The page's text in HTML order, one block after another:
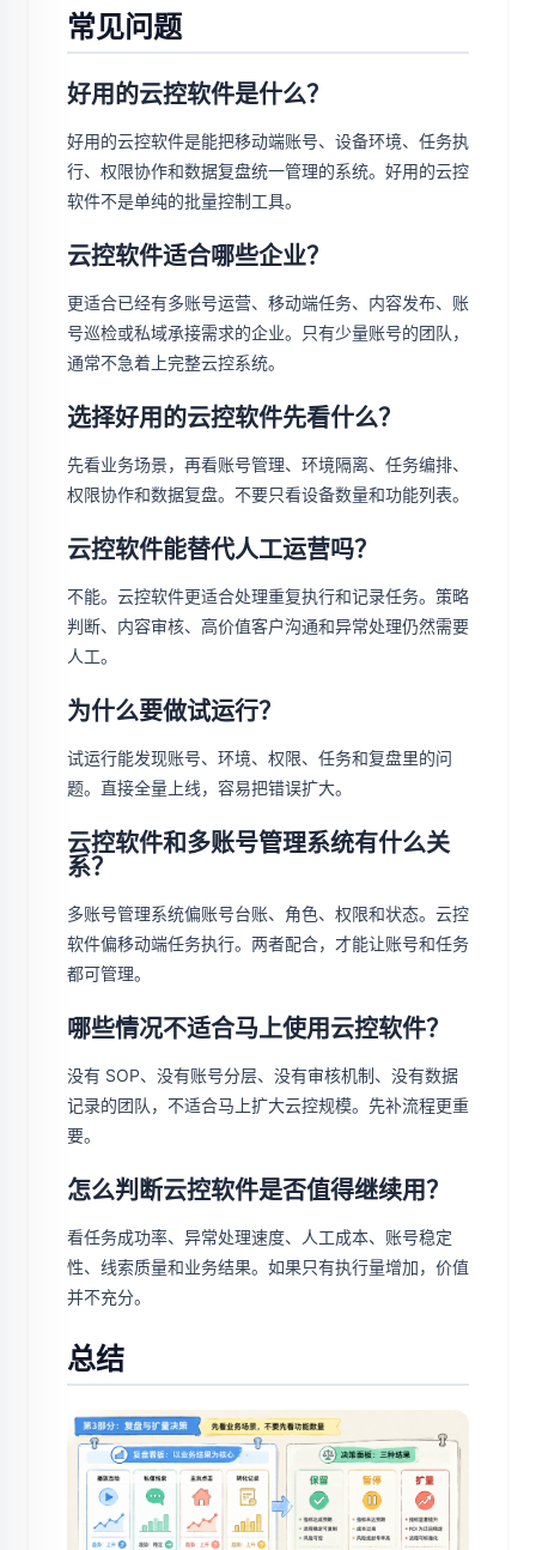
常见问题
好用的云控软件是什么？
好用的云控软件是能把移动端账号、设备环境、任务执
行、权限协作和数据复盘统一管理的系统。好用的云控
软件不是单纯的批量控制工具。
云控软件适合哪些企业？
更适合已经有多账号运营、移动端任务、内容发布、账
号巡检或私域承接需求的企业。只有少量账号的团队，
通常不急着上完整云控系统。
选择好用的云控软件先看什么？
先看业务场景，再看账号管理、环境隔离、任务编排、
权限协作和数据复盘。不要只看设备数量和功能列表。
云控软件能替代人工运营吗？
不能。云控软件更适合处理重复执行和记录任务。策略
判断、内容审核、高价值客户沟通和异常处理仍然需要
人工。
为什么要做试运行？
试运行能发现账号、环境、权限、任务和复盘里的问
题。直接全量上线，容易把错误扩大。
云控软件和多账号管理系统有什么关
系？
多账号管理系统偏账号台账、角色、权限和状态。云控
软件偏移动端任务执行。两者配合，才能让账号和任务
都可管理。
哪些情况不适合马上使用云控软件？
没有 SOP、没有账号分层、没有审核机制、没有数据
记录的团队，不适合马上扩大云控规模。先补流程更重
要。
怎么判断云控软件是否值得继续用？
看任务成功率、异常处理速度、人工成本、账号稳定
性、线索质量和业务结果。如果只有执行量增加，价值
并不充分。
总结